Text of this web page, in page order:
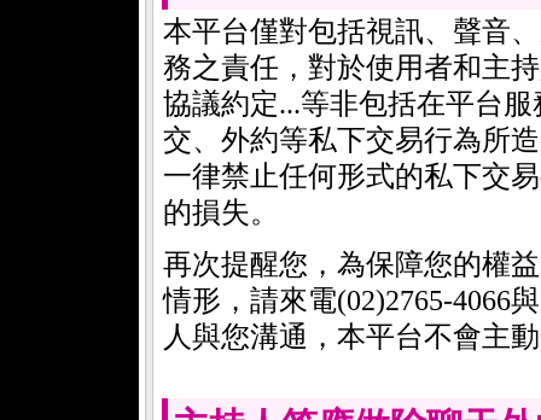
本平台僅對包括視訊、聲音
務之責任，對於使用者和主
協議約定...等非包括在平台
交、外約等私下交易行為所
一律禁止任何形式的私下交
的損失。
再次提醒您，為保障您的權
情形，請來電(02)2765-4066
人與您溝通，本平台不會主